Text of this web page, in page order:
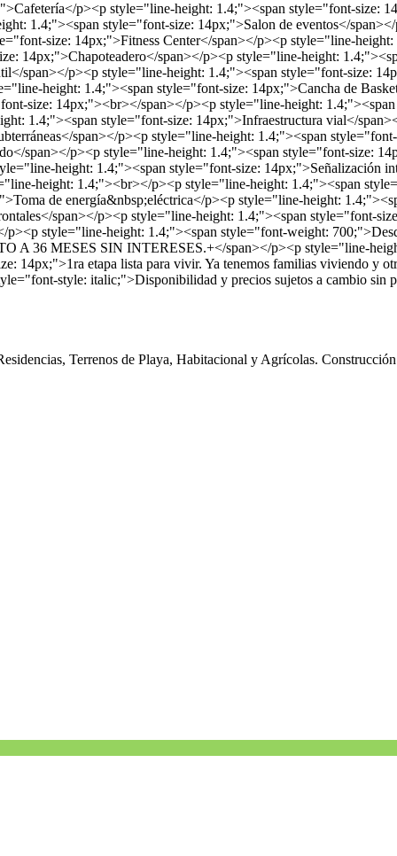
p><p style="line-height: 1.4;"><span style="font-size:
1.4;"><span style="font-size: 14px;">Salon de eventos</
size: 14px;">Fitness Center</span></p><p style="line-
14px;">Chapoteadero</span></p><p style="line-height:
span></p><p style="line-height: 1.4;"><span style="font-size:
height: 1.4;"><span style="font-size: 14px;">Cancha de
size: 14px;"><br></span></p><p style="line-height:
1.4;"><span style="font-size: 14px;">Infraestructura vial</
span></p><p style="line-height: 1.4;"><span
span></p><p style="line-height: 1.4;"><span style="font-size:
height: 1.4;"><span style="font-size: 14px;">Señalización
height: 1.4;"><br></p><p style="line-height: 1.4;"><span
de energía&nbsp;eléctrica</p><p style="line-height:
span></p><p style="line-height: 1.4;"><span style="font-
p><p style="line-height: 1.4;"><span style="font-weight:
36 MESES SIN INTERESES.+</span></p><p style="line-
14px;">1ra etapa lista para vivir. Ya tenemos familias viviendo y
style: italic;">Disponibilidad y precios sujetos a cambio sin
Terrenos de Playa, Habitacional y Agrícolas.